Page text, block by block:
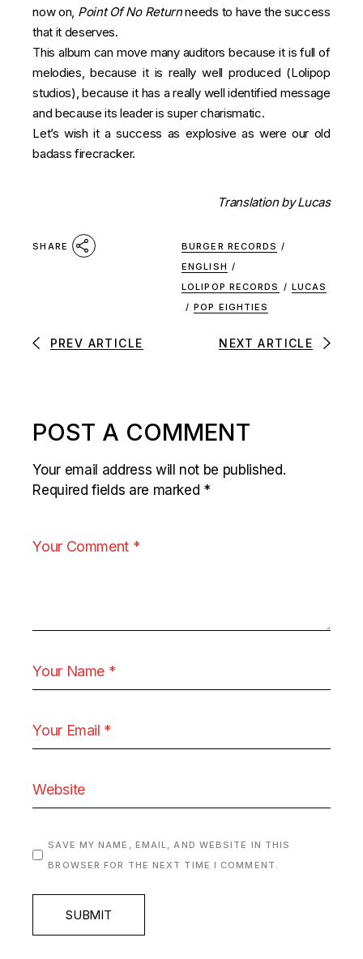
now on, Point Of No Returnneeds to have the success
that it deserves.
This album can move many auditors because it is full of
melodies, because it is really well produced (Lolipop
studios), because it has a really well identified message
and because its leader is super charismatic.
Let’s wish it a success as explosive as were our old
badass firecracker.
Translation byLucas
SHARE BURGER RECORDS /
ENGLISH /
LOLIPOP RECORDS / LUCAS
/ POP EIGHTIES
PREV ARTICLE NEXT ARTICLE
POST A COMMENT
Your email address will not be published.
Required fields are marked *
SAVE MY NAME, EMAIL, AND WEBSITE IN THIS
BROWSER FOR THE NEXT TIME I COMMENT.
SUBMIT